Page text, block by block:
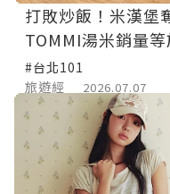
打敗炒飯！米漢堡
TOMMI湯米銷量
#台北101
旅遊經
2026.07.07